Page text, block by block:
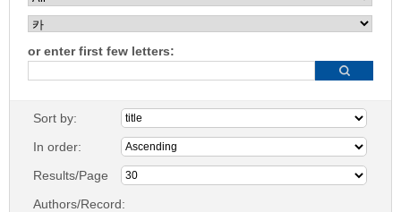
or enter first few letters:
Sort by:
In order:
Results/Page
Authors/Record: